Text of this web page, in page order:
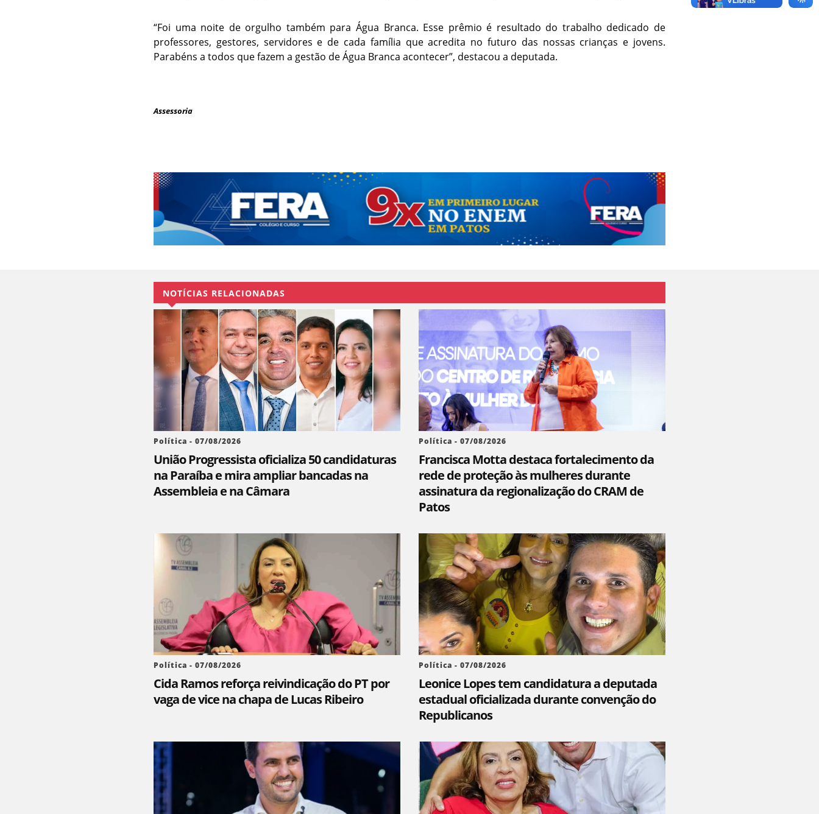
“Foi uma noite de orgulho também para Água Branca. Esse prêmio é resultado do trabalho dedicado de
professores, gestores, servidores e de cada família que acredita no futuro das nossas crianças e jovens.
Parabéns a todos que fazem a gestão de Água Branca acontecer”, destacou a deputada.
Assessoria
NOTÍCIAS RELACIONADAS
Política - 07/08/2026
União Progressista oficializa 50 candidaturas
na Paraíba e mira ampliar bancadas na
Assembleia e na Câmara
Política - 07/08/2026
Francisca Motta destaca fortalecimento da
rede de proteção às mulheres durante
assinatura da regionalização do CRAM de
Patos
Política - 07/08/2026
Cida Ramos reforça reivindicação do PT por
vaga de vice na chapa de Lucas Ribeiro
Política - 07/08/2026
Leonice Lopes tem candidatura a deputada
estadual oficializada durante convenção do
Republicanos